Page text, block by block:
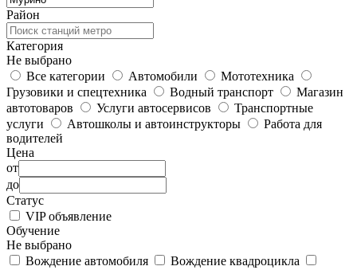
Район
Категория
Не выбрано
Все категории
Автомобили
Мототехника
Грузовики и спецтехника
Водный транспорт
Магазин
автотоваров
Услуги автосервисов
Транспортные
услуги
Автошколы и автоинструкторы
Работа для
водителей
Цена
от
до
Статус
VIP объявление
Обучение
Не выбрано
Вождение автомобиля
Вождение квадроцикла